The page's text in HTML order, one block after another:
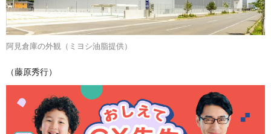
阿見倉庫の外観（ミヨシ油脂提供）
（藤原秀行）